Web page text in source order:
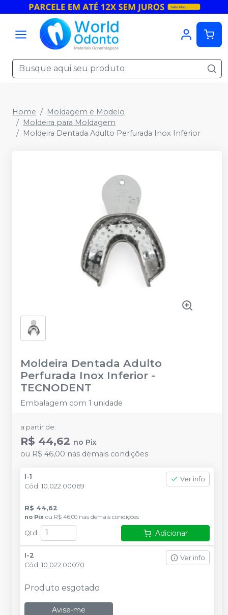
Home
Moldagem e Modelo
Moldeira para Moldagem
Moldeira Dentada Adulto Perfurada Inox Inferior
Moldeira Dentada Adulto
Perfurada Inox Inferior -
TECNODENT
Embalagem com 1 unidade
a partir de:
R$ 44,62 no Pix
ou R$ 46,00 nas demais condições
I-1
Cód. 10.022.00069
Ver info
R$ 44,62
no Pix ou R$ 46,00 nas demais condições
Qtd : Adicionar
I-2
Cód. 10.022.00070
Ver info
Produto esgotado
Avise-me